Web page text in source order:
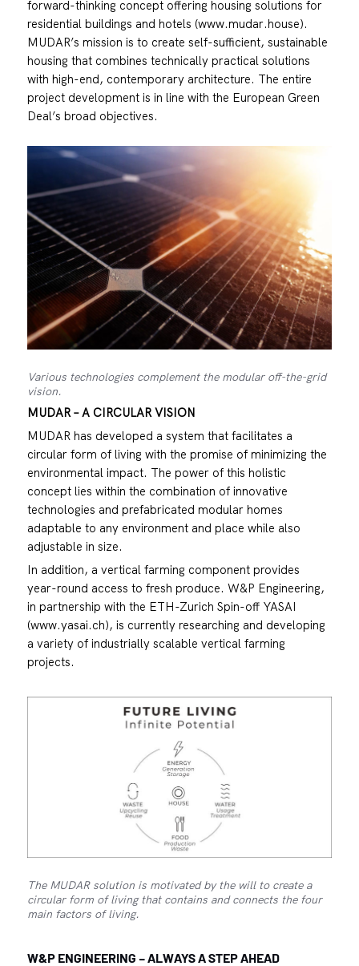
forward-thinking concept offering housing solutions for
residential buildings and hotels (www.mudar.house).
MUDAR’s mission is to create self-sufficient, sustainable
housing that combines technically practical solutions
with high-end, contemporary architecture. The entire
project development is in line with the European Green
Deal’s broad objectives.
Various technologies complement the modular off-the-grid
vision.
MUDAR – A CIRCULAR VISION
MUDAR has developed a system that facilitates a
circular form of living with the promise of minimizing the
environmental impact. The power of this holistic
concept lies within the combination of innovative
technologies and prefabricated modular homes
adaptable to any environment and place while also
adjustable in size.
In addition, a vertical farming component provides
year-round access to fresh produce. W&P Engineering,
in partnership with the ETH-Zurich Spin-off YASAI
(www.yasai.ch), is currently researching and developing
a variety of industrially scalable vertical farming
projects.
The MUDAR solution is motivated by the will to create a
circular form of living that contains and connects the four
main factors of living.
W&P ENGINEERING – ALWAYS A STEP AHEAD